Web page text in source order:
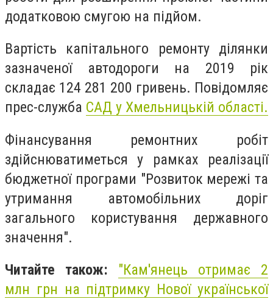
додатковою смугою на підйом.
Вартість капітального ремонту ділянки
зазначеної автодороги на 2019 рік
складає 124 281 200 гривень. Повідомляє
прес-служба САД у Хмельницькій області.
Фінансування ремонтних робіт
здійснюватиметься у рамках реалізації
бюджетної програми "Розвиток мережі та
утримання автомобільних доріг
загального користування державного
значення".
Читайте також: "Кам'янець отримає 2
млн грн на підтримку Нової української